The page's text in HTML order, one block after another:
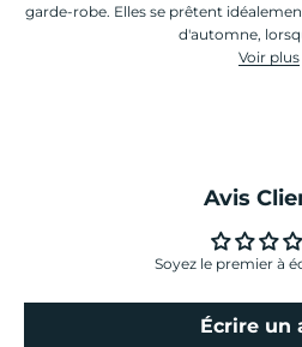
garde-robe. Elles se prêtent
d'automne,
Voir plus
Avis
Soyez le premier à
Écrire un